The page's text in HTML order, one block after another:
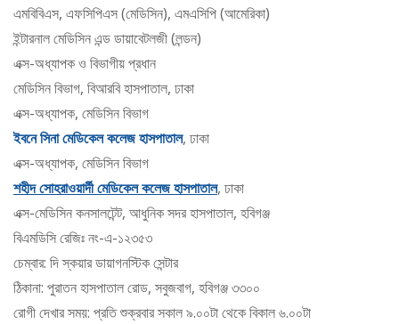
এমবিবিএস, এফসিপিএস (মেডিসিন), এমএসিপি (আমেরিকা)
ইন্টারনাল মেডিসিন এন্ড ডায়াবেটলজী (লন্ডন)
এক্স-অধ্যাপক ও বিভাগীয় প্রধান
মেডিসিন বিভাগ, বিআরবি হাসপাতাল, ঢাকা
এক্স-অধ্যাপক, মেডিসিন বিভাগ
ইবনে সিনা মেডিকেল কলেজ হাসপাতাল, ঢাকা
এক্স-অধ্যাপক, মেডিসিন বিভাগ
শহীদ সোহরাওয়ার্দী মেডিকেল কলেজ হাসপাতাল, ঢাকা
এক্স-মেডিসিন কনসালটেন্ট, আধুনিক সদর হাসপাতাল, হবিগঞ্জ
বিএমডিসি রেজিঃ নং-এ-১২৩৫৩
চেম্বার: দি স্কয়ার ডায়াগনস্টিক সেন্টার
ঠিকানা: পুরাতন হাসপাতাল রোড, সবুজবাগ, হবিগঞ্জ ৩৩০০
রোগী দেখার সময়: প্রতি শুক্রবার সকাল ৯.০০টা থেকে বিকাল ৬.০০টা